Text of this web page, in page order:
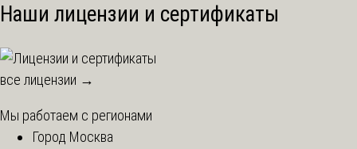
Наши лицензии и сертификаты
все лицензии →
Мы работаем с регионами
Город Москва